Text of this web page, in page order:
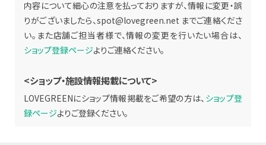
内容について細心の注意を払っておりますが、情報に変更・誤
りがございましたら、spot@lovegreen.net までご連絡くださ
い。また店舗ご担当者様で、情報の変更を行いたい場合は、
ショップ登録ページよりご連絡ください。
<ショップ・施設情報掲載について>
LOVEGREENにショップ情報掲載をご希望の方は、 ショップ登
録ページよりご登録ください。